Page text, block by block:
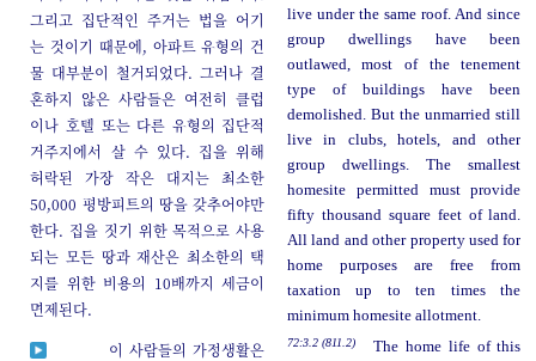
그리고 집단적인 주거는 법을 어기
는 것이기 때문에, 아파트 유형의 건
물 대부분이 철거되었다. 그러나 결
혼하지 않은 사람들은 여전히 클럽
이나 호텔 또는 다른 유형의 집단적
거주지에서 살 수 있다. 집을 위해
허락된 가장 작은 대지는 최소한
50,000 평방피트의 땅을 갖추어야만
한다. 집을 짓기 위한 목적으로 사용
되는 모든 땅과 재산은 최소한의 택
지를 위한 비용의 10배까지 세금이
면제된다.
live under the same roof. And since
group dwellings have been
outlawed, most of the tenement
type of buildings have been
demolished. But the unmarried still
live in clubs, hotels, and other
group dwellings. The smallest
homesite permitted must provide
fifty thousand square feet of land.
All land and other property used for
home purposes are free from
taxation up to ten times the
minimum homesite allotment.
이 사람들의 가정생활은
72:3.2 (811.2)
The home life of this